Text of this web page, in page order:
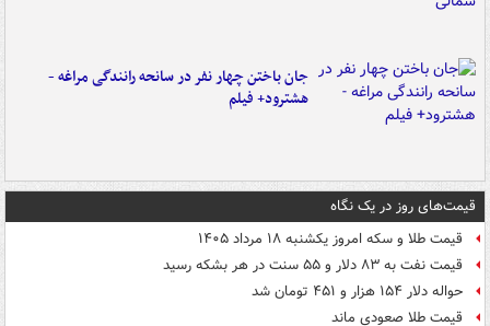
جان باختن چهار نفر در سانحه رانندگی مراغه -
هشترود+ فیلم
قیمت‌های روز در یک نگاه
قیمت طلا و سکه امروز یکشنبه ۱۸ مرداد ۱۴۰۵
قیمت نفت به ۸۳ دلار و ۵۵ سنت در هر بشکه رسید
حواله دلار ۱۵۴ هزار و ۴۵۱ تومان شد
قیمت طلا صعودی ماند